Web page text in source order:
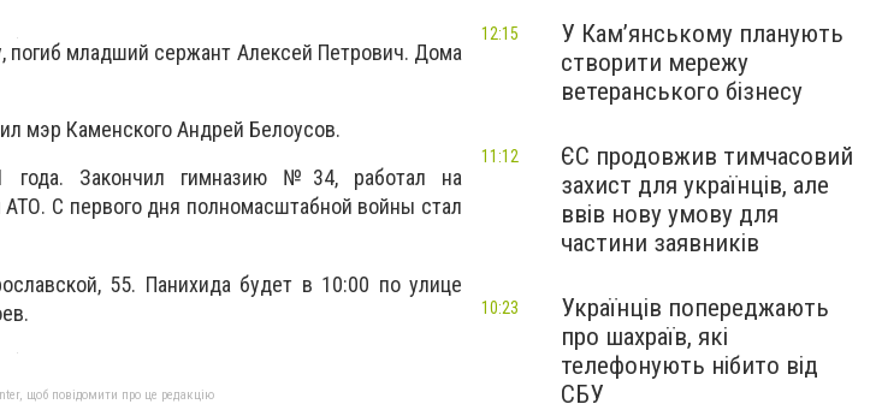
младший сержант Алексей Петрович. Дома
мэр Каменского Андрей Белоусов.
года. Закончил гимназию №34, работал на
С первого дня полномасштабной войны стал
55. Панихида будет в 10:00 по улице
щоб повідомити про це редакцію
У Кам’янському планують
створити мережу
ветеранського бізнесу
12:15
ЄС продовжив тимчасовий
захист для українців, але
ввів нову умову для
частини заявників
11:12
Українців попереджають
про шахраїв, які
телефонують нібито від
СБУ
10:23